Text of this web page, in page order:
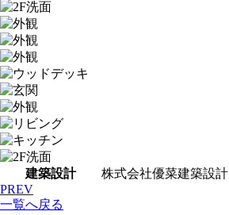
建築設計
株式会社優菜建築設計
PREV
一覧へ戻る